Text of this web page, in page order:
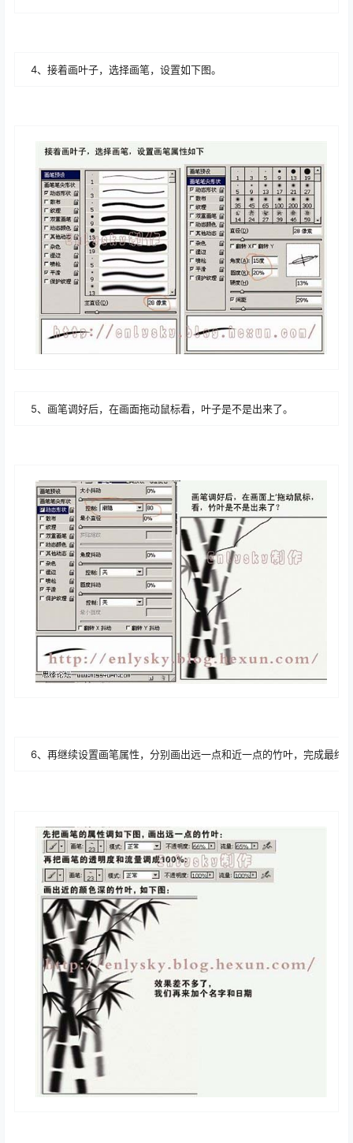
4、接着画叶子，选择画笔，设置如下图。
5、画笔调好后，在画面拖动鼠标看，叶子是不是出来了。
6、再继续设置画笔属性，分别画出远一点和近一点的竹叶，完成最终